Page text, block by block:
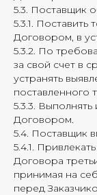
5.3. Поставщик
5.3.1.
Договором, в
5.3.2. По
за свой счет в
устранять
поставленного
5.3.3.
Договором.
5.4. Поставщик
5.4.1.
Договора
принимая на
перед